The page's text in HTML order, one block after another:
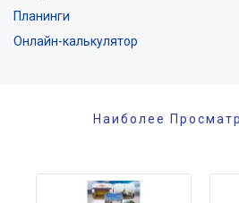
Планинги
Онлайн-калькулятор
Наиболее